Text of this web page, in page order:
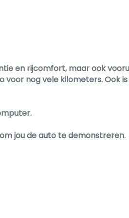
en rijcomfort, maar ook
nog vele kilometers. Ook
jou de auto te demonstreren.